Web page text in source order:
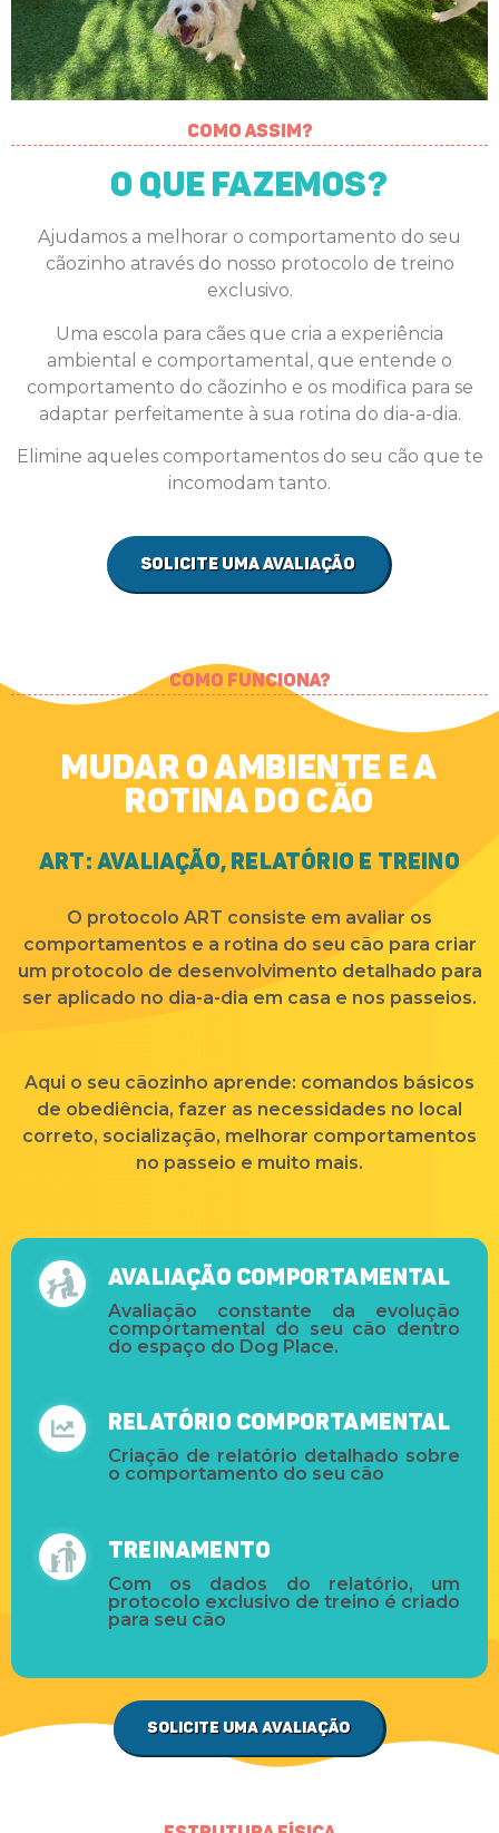
Como assim?
O que fazemos?
Ajudamos a melhorar o comportamento do seu
cãozinho através do nosso protocolo de treino
exclusivo.
Uma escola para cães que cria a experiência
ambiental e comportamental, que entende o
comportamento do cãozinho e os modifica para se
adaptar perfeitamente à sua rotina do dia-a-dia.
Elimine aqueles comportamentos do seu cão que te
incomodam tanto.
Solicite uma avaliação
Como Funciona?
Mudar o ambiente e a
rotina do cão
ART: Avaliação, Relatório e Treino
O protocolo ART consiste em avaliar os
comportamentos e a rotina do seu cão para criar
um protocolo de desenvolvimento detalhado para
ser aplicado no dia-a-dia em casa e nos passeios.
Aqui o seu cãozinho aprende: comandos básicos
de obediência, fazer as necessidades no local
correto, socialização, melhorar comportamentos
no passeio e muito mais.
Avaliação Comportamental
Avaliação constante da evolução
comportamental do seu cão dentro
do espaço do Dog Place.
Relatório Comportamental
Criação de relatório detalhado sobre
o comportamento do seu cão
Treinamento
Com os dados do relatório, um
protocolo exclusivo de treino é criado
para seu cão
Solicite uma avaliação